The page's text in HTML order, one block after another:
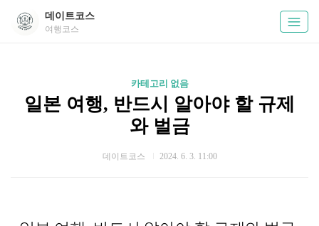
데이트코스
여행코스
카테고리 없음
일본 여행, 반드시 알아야 할 규제
와 벌금
데이트코스 2024. 6. 3. 11:00